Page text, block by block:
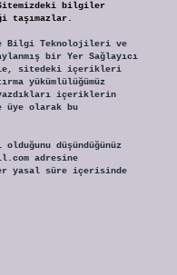
bilgiler
taşımazlar.
Bilgi Teknolojileri ve
bir Yer Sağlayıcı
sitedeki içerikleri
yükümlülüğümüz
yazdıkları içeriklerin
üye olarak bu
düşündüğünüz
adresine
süre içerisinde